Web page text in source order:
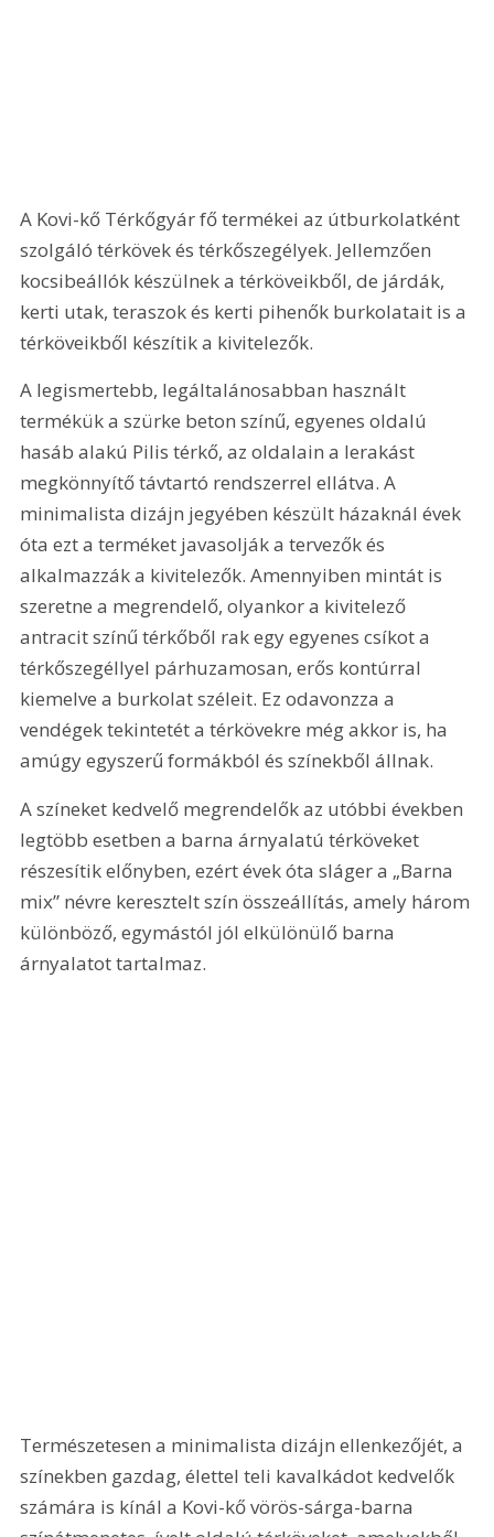
A Kovi-kő Térkőgyár fő termékei az útburkolatként
szolgáló térkövek és térkőszegélyek. Jellemzően
kocsibeállók készülnek a térköveikből, de járdák,
kerti utak, teraszok és kerti pihenők burkolatait is a
térköveikből készítik a kivitelezők.
A legismertebb, legáltalánosabban használt
termékük a szürke beton színű, egyenes oldalú
hasáb alakú Pilis térkő, az oldalain a lerakást
megkönnyítő távtartó rendszerrel ellátva. A
minimalista dizájn jegyében készült házaknál évek
óta ezt a terméket javasolják a tervezők és
alkalmazzák a kivitelezők. Amennyiben mintát is
szeretne a megrendelő, olyankor a kivitelező
antracit színű térkőből rak egy egyenes csíkot a
térkőszegéllyel párhuzamosan, erős kontúrral
kiemelve a burkolat széleit. Ez odavonzza a
vendégek tekintetét a térkövekre még akkor is, ha
amúgy egyszerű formákból és színekből állnak.
A színeket kedvelő megrendelők az utóbbi években
legtöbb esetben a barna árnyalatú térköveket
részesítik előnyben, ezért évek óta sláger a „Barna
mix” névre keresztelt szín összeállítás, amely három
különböző, egymástól jól elkülönülő barna
árnyalatot tartalmaz.
Természetesen a minimalista dizájn ellenkezőjét, a
színekben gazdag, élettel teli kavalkádot kedvelők
számára is kínál a Kovi-kő vörös-sárga-barna